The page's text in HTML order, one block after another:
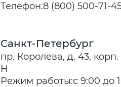
Телефон:8 (800) 500-71-
Санкт-Петербург
пр. Королева, д. 43, корп.
Н
Режим работы:с 9:00 до